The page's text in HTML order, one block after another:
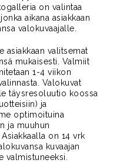
on valintaa
aikana asiakkaan
valokuvaajalle.
asiakkaan valitsemat
mukaisesti. Valmiit
1-4 viikon
Valokuvat
täysresoluutio koossa
ja
optimoituina
ja muuhun
on 14 vrk
kuvaajan
valmistuneeksi.